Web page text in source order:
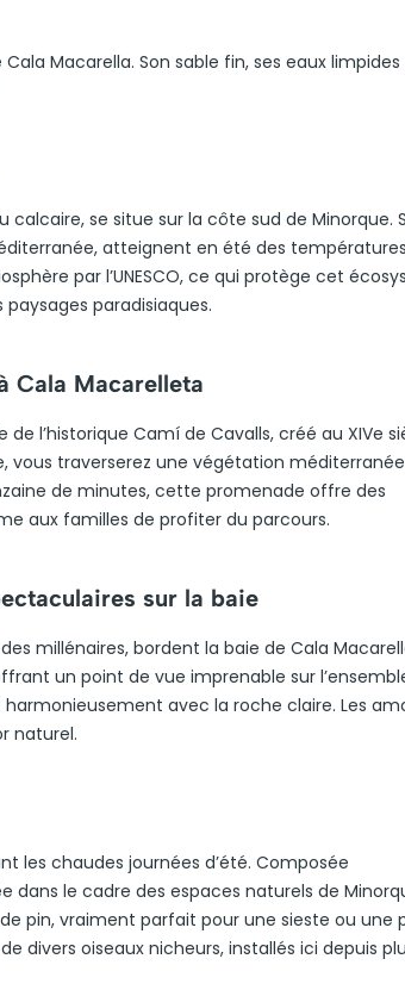
Macarella. Son sable fin, ses eaux limpides
calcaire, se situe sur la côte sud de Minorque.
atteignent en été des températures
par l’UNESCO, ce qui protège cet
paradisiaques.
Cala Macarelleta
l’historique Camí de Cavalls, créé au XIVe
vous traverserez une végétation
de minutes, cette promenade offre des
aux familles de profiter du parcours.
sur la baie
millénaires, bordent la baie de Cala
un point de vue imprenable sur
avec la roche claire. Les
naturel.
les chaudes journées d’été. Composée
le cadre des espaces naturels de
pin, vraiment parfait pour une sieste ou une
divers oiseaux nicheurs, installés ici depuis